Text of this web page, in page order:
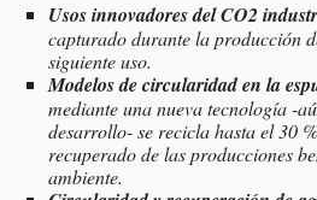
Usos innovadores del CO2
capturado durante la producción
siguiente uso.
Modelos de circularidad en la
mediante una nueva tecnología -
desarrollo- se recicla hasta el 30
recuperado de las producciones
ambiente.